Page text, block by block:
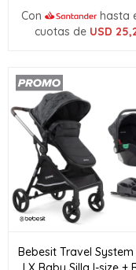
Con hasta
cuotas de USD
Bebesit Travel System